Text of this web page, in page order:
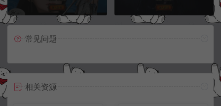
常见问题
相关资源